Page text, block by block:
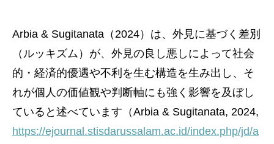
Arbia & Sugitanata（2024）は、外見に基づく差別
（ルッキズム）が、外見の良し悪しによって社会
的・経済的優遇や不利を生む構造を生み出し、そ
れが個人の価値観や判断軸にも強く影響を及ぼし
ていると述べています（Arbia & Sugitanata, 2024,
https://ejournal.stisdarussalam.ac.id/index.php/jd/a